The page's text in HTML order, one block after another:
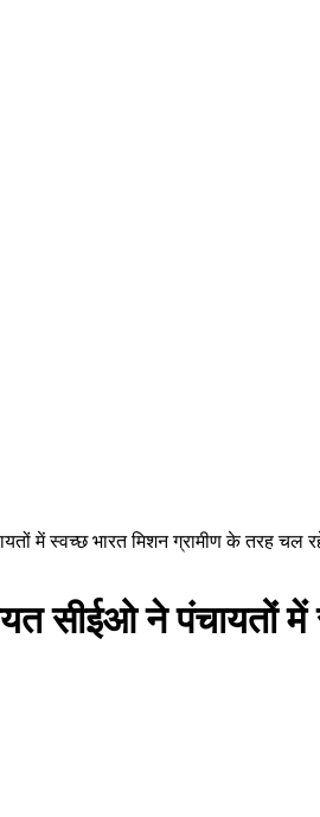
में स्वच्छ भारत मिशन ग्रामीण के तरह चल रहे
सीईओ ने पंचायतों